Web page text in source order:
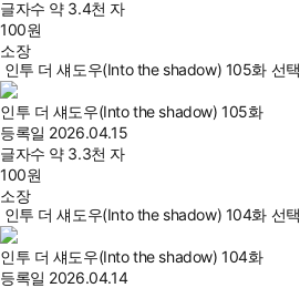
글자수 약 3.4천 자
100원
소장
인투 더 섀도우(Into the shadow) 105화 선택
인투 더 섀도우(Into the shadow) 105화
등록일 2026.04.15
글자수 약 3.3천 자
100원
소장
인투 더 섀도우(Into the shadow) 104화 선택
인투 더 섀도우(Into the shadow) 104화
등록일 2026.04.14